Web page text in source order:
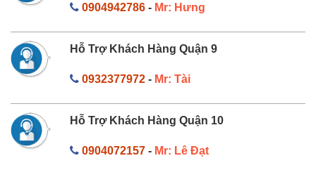
0904942786- Mr: Hưng
Hỗ Trợ Khách Hàng Quận 9
0932377972- Mr: Tài
Hỗ Trợ Khách Hàng Quận 10
0904072157- Mr: Lê Đạt